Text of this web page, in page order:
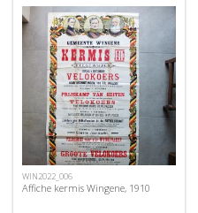
WIN2022_006
Affiche kermis Wingene, 1910